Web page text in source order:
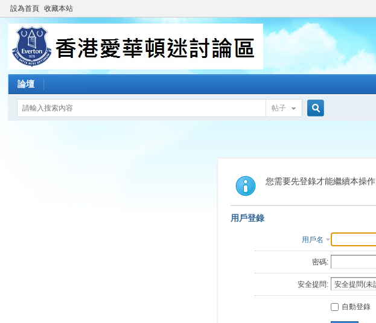
設為首頁 收藏本站
論壇
帖子
索
您需要先登錄才能繼續本操作
用戶登錄
用戶名
密碼:
安全提問:
自動登錄